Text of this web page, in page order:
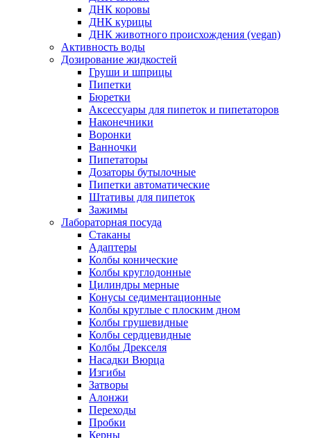
ДНК коровы
ДНК курицы
ДНК животного происхождения (vegan)
Активность воды
Дозирование жидкостей
Груши и шприцы
Пипетки
Бюретки
Аксессуары для пипеток и пипетаторов
Наконечники
Воронки
Ванночки
Пипетаторы
Дозаторы бутылочные
Пипетки автоматические
Штативы для пипеток
Зажимы
Лабораторная посуда
Стаканы
Адаптеры
Колбы конические
Колбы круглодонные
Цилиндры мерные
Конусы седиментационные
Колбы круглые с плоским дном
Колбы грушевидные
Колбы сердцевидные
Колбы Дрекселя
Насадки Вюрца
Изгибы
Затворы
Алонжи
Переходы
Пробки
Керны